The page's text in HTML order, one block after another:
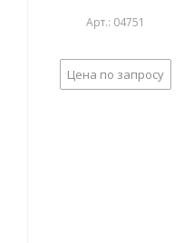
Арт.: 04751
Цена по запросу